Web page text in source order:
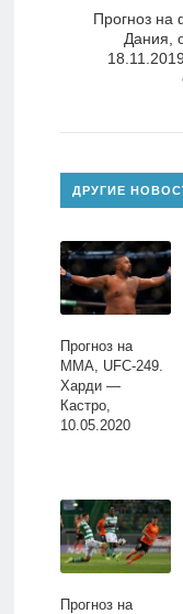
Прогноз
Дания,
ДРУГИЕ
Прогноз на
ММА, UFC-249.
Харди —
Кастро,
10.05.2020
Прогноз на